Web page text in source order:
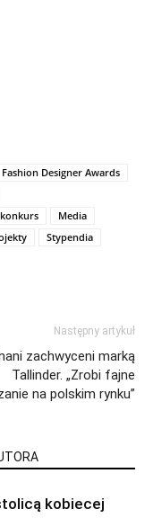
Fashion Designer Awards
konkurs
Media
Stypendia
Następny artykuł
zachwyceni marką
Tallinder. „Zrobi fajne
na polskim rynku”
kobiecej